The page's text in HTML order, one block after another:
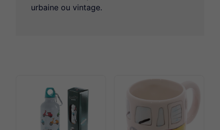
Marseille souvenirs
urbaine ou vintage.